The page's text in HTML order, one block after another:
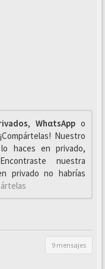
, WhαtsAppo
Nuestro
haces en privado,
nuestra
privado no habrías
9 mensajes